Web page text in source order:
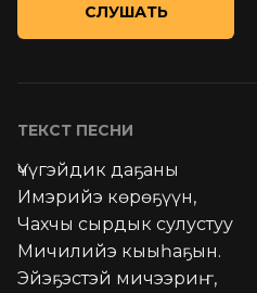
СЛУШАТЬ
ТЕКСТ ПЕСНИ
Үчүгэйдик даҕаны
Имэрийэ көрөҕүүн,
Чахчы сырдык сулустуу
Мичилийэ кыыһаҕын.
Эйэҕэстэй мичээриҥ,